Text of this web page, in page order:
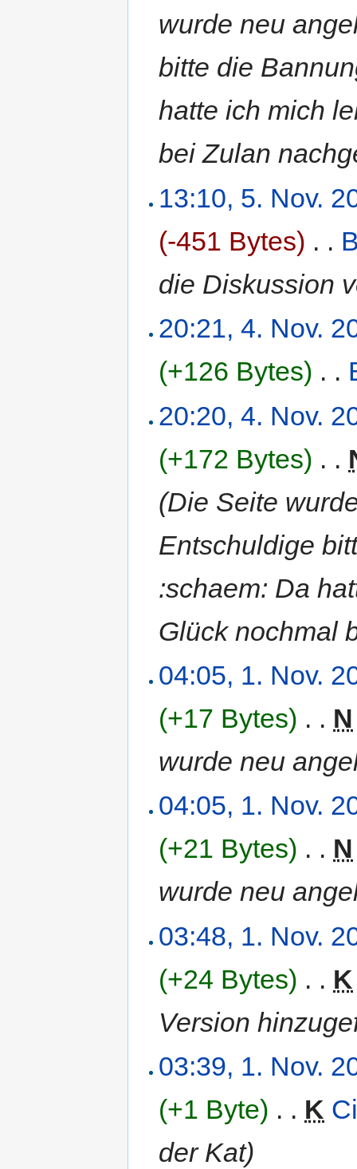
wurde neu
bitte die
hatte ich mich
bei Zulan
13:10, 5. Nov.
(-451 Bytes) . .
die Diskussion
20:21, 4. Nov.
(+126 Bytes) . .
20:20, 4. Nov.
(+172 Bytes) . .
(Die Seite
Entschuldige
:schaem: Da
Glück nochmal
04:05, 1. Nov.
(+17 Bytes) . . N
wurde neu
04:05, 1. Nov.
(+21 Bytes) . . N
wurde neu
03:48, 1. Nov.
(+24 Bytes) . . K
Version
03:39, 1. Nov.
(+1 Byte) . . K
der Kat)